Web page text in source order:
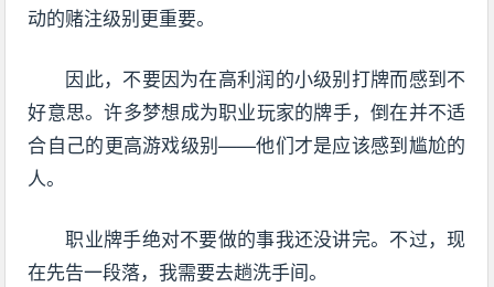
动的赌注级别更重要。
因此，不要因为在高利润的小级别打牌而感到不
好意思。许多梦想成为职业玩家的牌手，倒在并不适
合自己的更高游戏级别——他们才是应该感到尴尬的
人。
职业牌手绝对不要做的事我还没讲完。不过，现
在先告一段落，我需要去趟洗手间。